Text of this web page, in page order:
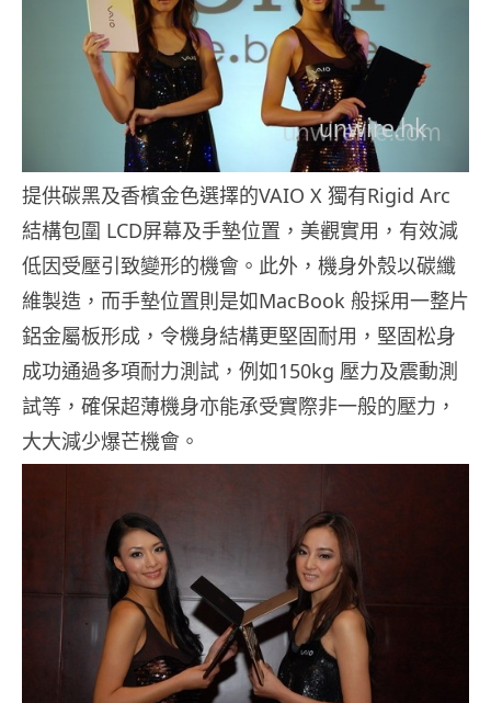
提供碳黑及香檳金色選擇的VAIO X 獨有Rigid Arc
結構包圍 LCD屏幕及手墊位置，美觀實用，有效減
低因受壓引致變形的機會。此外，機身外殼以碳纖
維製造，而手墊位置則是如MacBook 般採用一整片
鋁金屬板形成，令機身結構更堅固耐用，堅固松身
成功通過多項耐力測試，例如150kg 壓力及震動測
試等，確保超薄機身亦能承受實際非一般的壓力，
大大減少爆芒機會。